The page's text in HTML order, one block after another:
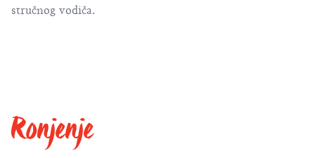
stručnog vodiča.
Ronjenje